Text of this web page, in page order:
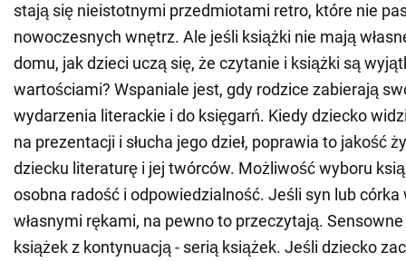
stają się nieistotnymi przedmiotami retro, które nie
nowoczesnych wnętrz. Ale jeśli książki nie mają
domu, jak dzieci uczą się, że czytanie i książki są
wartościami? Wspaniale jest, gdy rodzice zabierają
wydarzenia literackie i do księgarń. Kiedy dziecko
na prezentacji i słucha jego dzieł, poprawia to jakość
dziecku literaturę i jej twórców. Możliwość wyboru
osobna radość i odpowiedzialność. Jeśli syn lub córka
własnymi rękami, na pewno to przeczytają.
książek z kontynuacją - serią książek. Jeśli dziecko